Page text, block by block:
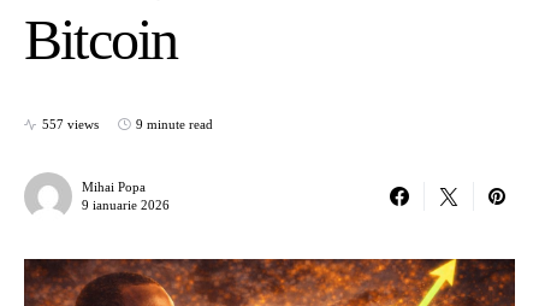
Bitcoin
557 views 9 minute read
Mihai Popa
9 ianuarie 2026